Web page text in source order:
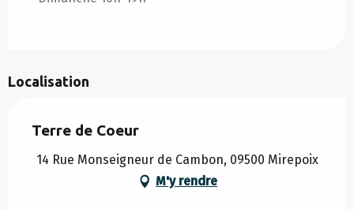
Localisation
Terre de Coeur
14 Rue Monseigneur de Cambon, 09500 Mirepoix
M'y rendre